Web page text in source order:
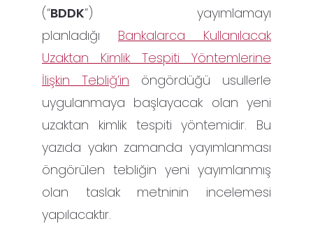
(“BDDK”) yayımlamayı
planladığı Bankalarca Kullanılacak
Uzaktan Kimlik Tespiti Yöntemlerine
İlişkin Tebliğ’in öngördüğü usullerle
uygulanmaya başlayacak olan yeni
uzaktan kimlik tespiti yöntemidir. Bu
yazıda yakın zamanda yayımlanması
öngörülen tebliğin yeni yayımlanmış
olan taslak metninin incelemesi
yapılacaktır.